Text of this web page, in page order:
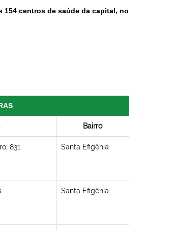
154 centros de saúde da capital, no
Bairro
831 Santa Efigênia
Santa Efigênia